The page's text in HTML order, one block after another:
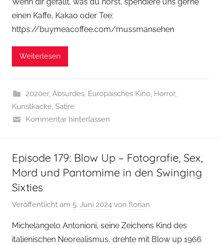
einen Kaffe, Kakao oder Tee:
https://buymeacoffee.com/mussmansehen
Weiterlesen
2020er, Absurdes, Europäisches Kino, Horror,
Kunstkacke, Satire
Kommentar hinterlassen
Episode 179: Blow Up – Fotografie, Sex,
Mord und Pantomime in den Swinging
Sixties
Veröffentlicht am 5. Juni 2024 von florian
Michelangelo Antonioni, seine Zeichens Kind des
italienischen Neorealismus, drehte mit Blow up 1966